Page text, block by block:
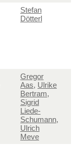
Stefan
Dötterl
Gregor
Aas, Ulrike
Bertram,
Sigrid
Liede-
Schumann,
Ulrich
Meve